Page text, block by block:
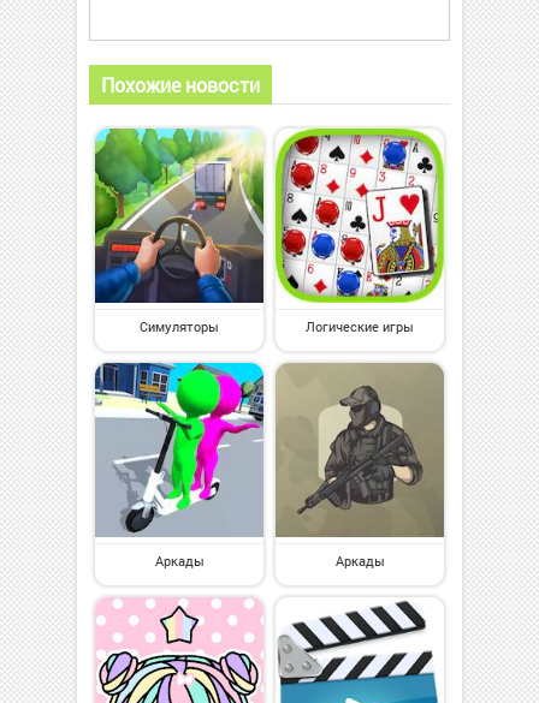
Похожие новости
Симуляторы Логические игры
Аркады Аркады